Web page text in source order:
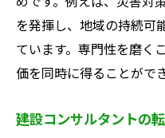
動指針
キャリアアッ
タントの知識
は
を発揮し、地域の持続可
ています。専門性を磨く
価を同時に得ることがで
建設コンサルタントの